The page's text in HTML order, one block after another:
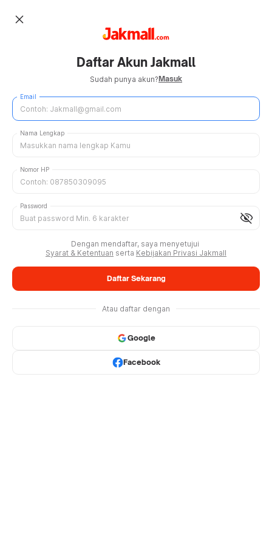
close
Daftar Akun Jakmall
Sudah punya akun?Masuk
Email
Nama Lengkap
Nomor HP
visibility_off
Password
Dengan mendaftar, saya menyetujui
Syarat & Ketentuan serta Kebijakan Privasi Jakmall
Daftar Sekarang
Atau daftar dengan
Google
Facebook